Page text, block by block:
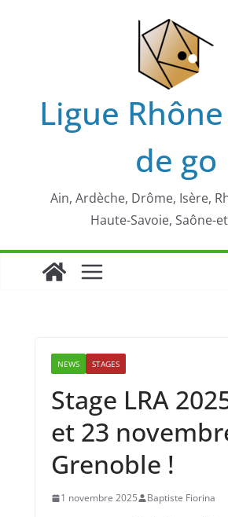
Ligue
de go
Ain, Ardèche, Drôme, Isère,
Haute-Savoie, Saône-
NEWS STAGES
Stage LRA
et 23
Grenoble !
1 novembre 2025 Baptiste Fiorina